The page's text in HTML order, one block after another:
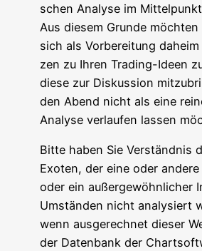
schen Ana­ly­se im
Aus die­sem Grun­de
sich als Vor­be­rei­tung
zen zu Ihren Tra­ding-Ideen
die­se zur Dis­kus­si­on
den Abend nicht als eine
Analyse ver­lau­fen las­sen
Bit­te haben Sie Ver­ständ­nis
Exo­ten, der eine oder
oder ein außer­ge­wöhn­li­cher
Umstän­den nicht ana­ly­siert
wenn aus­ge­rech­net die­ser
der Daten­bank der